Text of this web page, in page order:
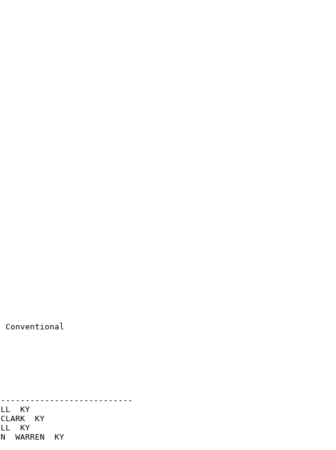
KY
CLARK  KY
KY
WARREN  KY